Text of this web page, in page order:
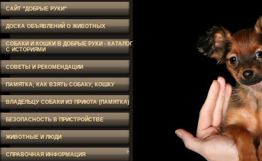
САЙТ "ДОБРЫЕ РУКИ"
ДОСКА ОБЪЯВЛЕНИЙ О ЖИВОТНЫХ
СОБАКИ И КОШКИ В ДОБРЫЕ РУКИ - КАТАЛОГ
С ИСТОРИЯМИ
СОВЕТЫ И РЕКОМЕНДАЦИИ
ПАМЯТКА, КАК ВЗЯТЬ СОБАКУ, КОШКУ
ВЛАДЕЛЬЦУ СОБАКИ ИЗ ПРИЮТА (ПАМЯТКА)
БЕЗОПАСНОСТЬ В ПРИСТРОЙСТВЕ
ЖИВОТНЫЕ И ЛЮДИ
СПРАВОЧНАЯ ИНФОРМАЦИЯ